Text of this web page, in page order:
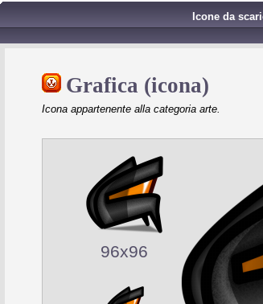
Icone da
Grafica (icona)
Icona appartenente alla categoria arte.
96x96